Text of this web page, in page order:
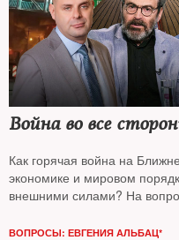
Война во все
Как горячая война на
экономике и мировом
внешними силами? На
Дубнови основатель
ВОПРОСЫ: ЕВГЕНИЯ АЛЬБАЦ*